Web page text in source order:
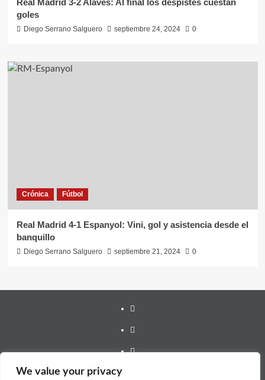
We value your privacy
Real Madrid 3-2 Alavés: Al final los despistes cuestan
goles
Diego Serrano Salguero septiembre 24, 2024 0
Crónica Fútbol
Real Madrid 4-1 Espanyol: Vini, gol y asistencia desde el
banquillo
Diego Serrano Salguero septiembre 21, 2024 0
Youtube
Vimeo
Facebook